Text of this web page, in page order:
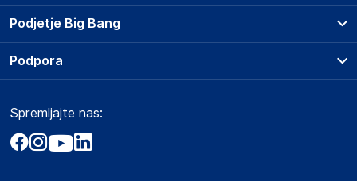
Podjetje Big Bang
O podjetju
Obvestila za javnost
Akt o digitalnih storitvah
Prodajna mesta
Storitve
Dostava, vnos in odvoz
Zavarovanje izdelkov
Podpora
Marketplace
Kako oddati naročilo?
Spremljajte nas: